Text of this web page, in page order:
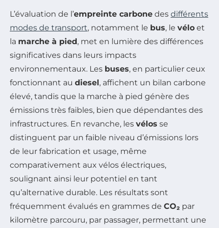
L’évaluation de l’empreinte carbone des différents
modes de transport, notamment le bus, le vélo et
la marche à pied, met en lumière des différences
significatives dans leurs impacts
environnementaux. Les buses, en particulier ceux
fonctionnant au diesel, affichent un bilan carbone
élevé, tandis que la marche à pied génère des
émissions très faibles, bien que dépendantes des
infrastructures. En revanche, les vélos se
distinguent par un faible niveau d’émissions lors
de leur fabrication et usage, même
comparativement aux vélos électriques,
soulignant ainsi leur potentiel en tant
qu’alternative durable. Les résultats sont
fréquemment évalués en grammes de CO₂ par
kilomètre parcouru, par passager, permettant une